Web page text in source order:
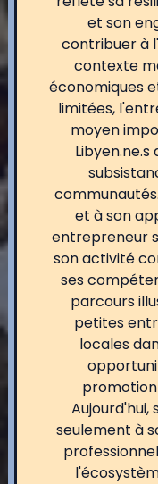
et son
contribuer à
contexte
économiques
limitées,
moyen
et à son
entrepreneur
son activité
ses
parcours
petites
locales
promotion
seulement à